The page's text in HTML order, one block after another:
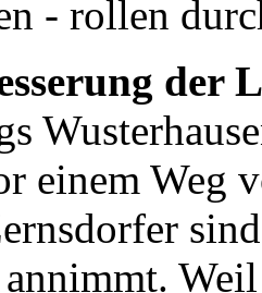
- rollen
der
einem Weg
annimmt.